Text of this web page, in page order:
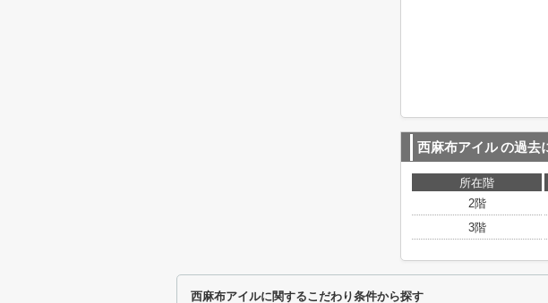
西麻布アイルの過去
所在階
2階
3階
西麻布アイルに関するこだわり条件から探す